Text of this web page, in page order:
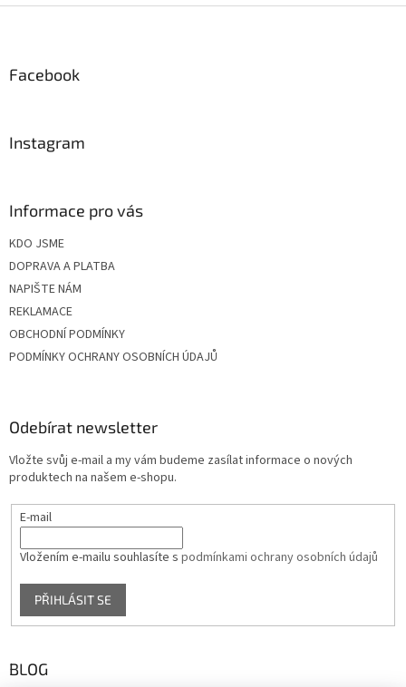
Facebook
Instagram
Informace pro vás
KDO JSME
DOPRAVA A PLATBA
NAPIŠTE NÁM
REKLAMACE
OBCHODNÍ PODMÍNKY
PODMÍNKY OCHRANY OSOBNÍCH ÚDAJŮ
Odebírat newsletter
Vložte svůj e-mail a my vám budeme zasílat informace o nových
produktech na našem e-shopu.
E-mail
Vložením e-mailu souhlasíte s podmínkami ochrany osobních údajů
PŘIHLÁSIT SE
BLOG